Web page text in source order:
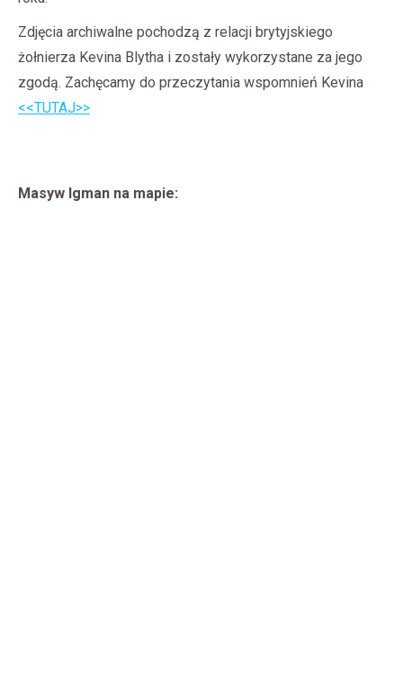
Zdjęcia archiwalne pochodzą z relacji brytyjskiego
żołnierza Kevina Blytha i zostały wykorzystane za jego
zgodą. Zachęcamy do przeczytania wspomnień Kevina
<<TUTAJ>>
Masyw Igman na mapie: